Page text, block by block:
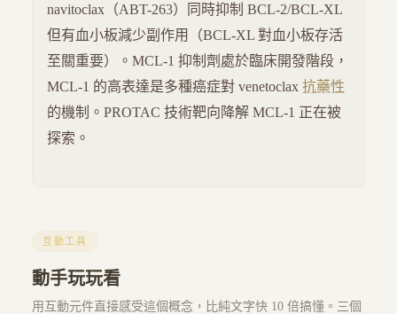
navitoclax（ABT-263）同時抑制 BCL-2/BCL-XL
但有血小板減少副作用（BCL-XL 對血小板存活
至關重要）。MCL-1 抑制劑處於臨床開發階段，
MCL-1 的高表達是多種癌症對 venetoclax 抗藥性
的機制。PROTAC 技術靶向降解 MCL-1 正在被
探索。
互動工具
動手玩玩看
用互動元件直接感受這個概念，比純文字快 10 倍搞懂。三個